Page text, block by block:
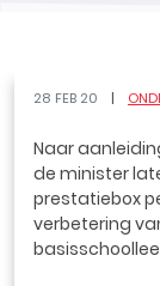
28 FEB 20
Naar
de minister
prestatiebox
verbetering